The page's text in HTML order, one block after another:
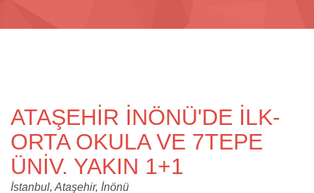
ATAŞEHİR İNÖNÜ'DE İLK-
ORTA OKULA VE 7TEPE
ÜNİV. YAKIN 1+1
İstanbul, Ataşehir, İnönü